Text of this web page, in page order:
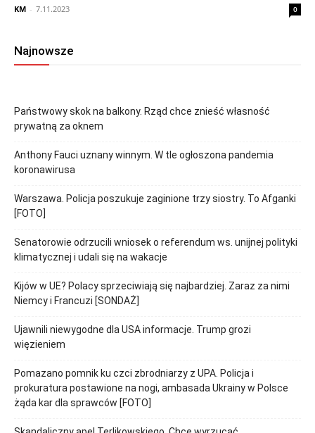
KM - 7.11.2023 0
Najnowsze
Państwowy skok na balkony. Rząd chce znieść własność
prywatną za oknem
Anthony Fauci uznany winnym. W tle ogłoszona pandemia
koronawirusa
Warszawa. Policja poszukuje zaginione trzy siostry. To Afganki
[FOTO]
Senatorowie odrzucili wniosek o referendum ws. unijnej polityki
klimatycznej i udali się na wakacje
Kijów w UE? Polacy sprzeciwiają się najbardziej. Zaraz za nimi
Niemcy i Francuzi [SONDAŻ]
Ujawnili niewygodne dla USA informacje. Trump grozi
więzieniem
Pomazano pomnik ku czci zbrodniarzy z UPA. Policja i
prokuratura postawione na nogi, ambasada Ukrainy w Polsce
żąda kar dla sprawców [FOTO]